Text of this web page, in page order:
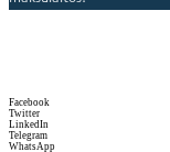
Facebook
Twitter
LinkedIn
Telegram
WhatsApp